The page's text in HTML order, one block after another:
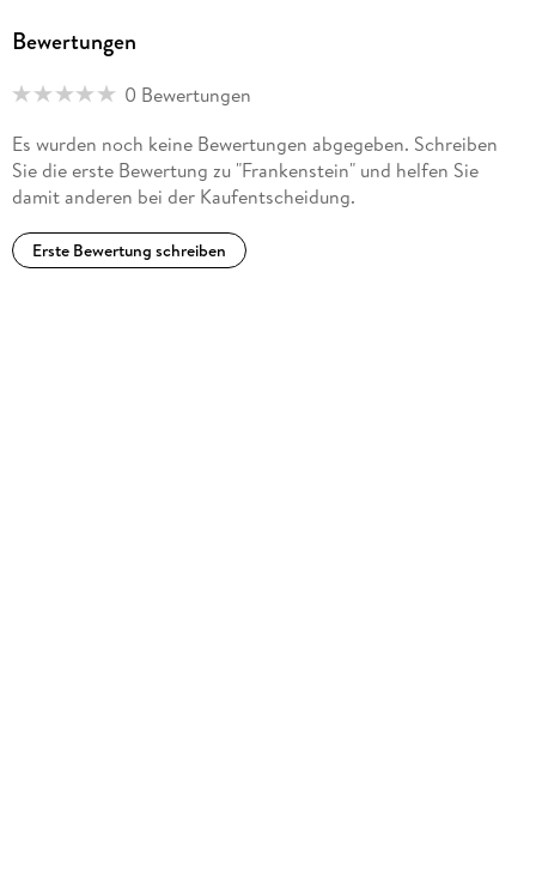
Bewertungen
0 Bewertungen
Es wurden noch keine Bewertungen abgegeben. Schreiben
Sie die erste Bewertung zu "Frankenstein" und helfen Sie
damit anderen bei der Kaufentscheidung.
Erste Bewertung schreiben